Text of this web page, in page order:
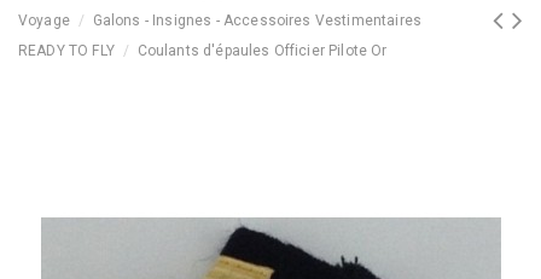
Voyage
Galons - Insignes - Accessoires Vestimentaires
READY TO FLY
Coulants d'épaules Officier Pilote Or